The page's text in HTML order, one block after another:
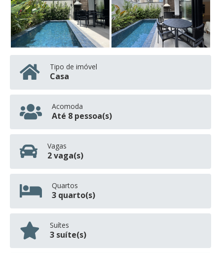
Tipo de imóvel
Casa
Acomoda
Até 8 pessoa(s)
Vagas
2 vaga(s)
Quartos
3 quarto(s)
Suítes
3 suíte(s)